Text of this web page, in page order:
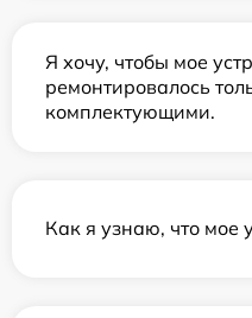
Я хочу, чтобы мое
ремонтировалось
комплектующими.
Как я узнаю, что мое